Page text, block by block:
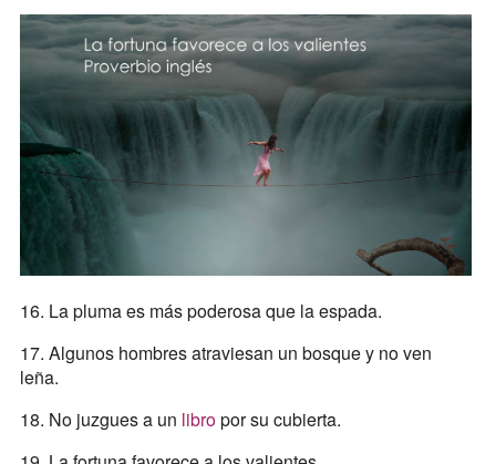
16. La pluma es más poderosa que la espada.
17. Algunos hombres atraviesan un bosque y no ven
leña.
18. No juzgues a un libropor su cubierta.